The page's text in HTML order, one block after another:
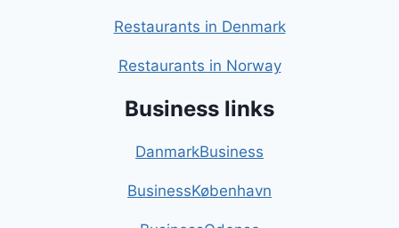
Restaurants in Denmark
Restaurants in Norway
Business links
DanmarkBusiness
BusinessKøbenhavn